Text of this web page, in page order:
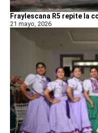
Fraylescana R5 repite la
21 mayo, 2026